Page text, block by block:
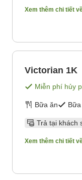
Xem thêm chi tiết
Victorian 1K
Miễn phí hủy
Bữa ăn
Trả tại khách
Xem thêm chi tiết